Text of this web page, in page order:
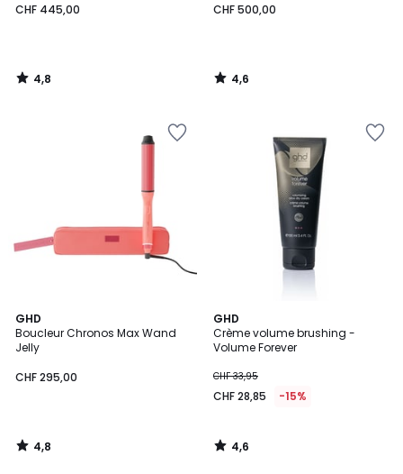
CHF 445,00
4,8
/
CHF 500,00
4,6
/
GHD
Boucleur Chronos Max Wand
Jelly
CHF 295,00
4,8
/ 5
4,8
/
GHD
Crème volume brushing -
Volume Forever
CHF 33,95
CHF 28,85 -15%
4,6
/ 5
4,6
/